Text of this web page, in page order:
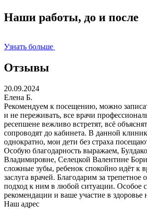
Наши работы, до и после
Узнать больше
Отзывы
20.09.2024
Елена Б.
Рекомендуем к посещению, можно
и не переживать, все врачи
ресепшене вежливо встретят, всё
сопроводят до кабинета. В данной
однократно, мои дети без страха
Особую благодарность выражаем,
Владимировне, Селецкой Валентине
сложные зубы, ребенок спокойно идёт к
заслуга врачей. Благодарим за
подход к ним в любой ситуации. Особое
рекомендации и ваше участие в здоровье
Наш адрес